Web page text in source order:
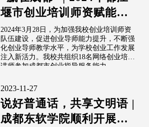
堰市创业培训师资赋能实
训营在我校顺利开展
2024年3月28日，为加强我校创业培训师资
队伍建设，促进创业导师能力提升，不断强
化创业导师教学水平，为学校创业工作发展
注入新活力。我校共组织18名网络创业培训
讲师参加成都市创业指导服务能力...
2023-11-27
说好普通话，共享文明语 |
成都东软学院顺利开展